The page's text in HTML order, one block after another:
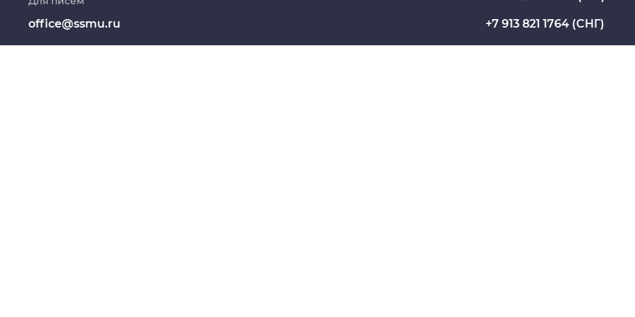
Дополнительное профессиональное
образование
office@ssmu.ru +7 913 821 1764 (СНГ)